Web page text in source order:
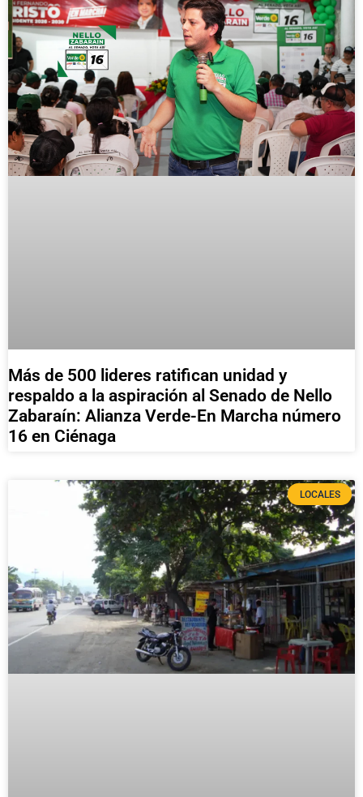
Más de 500 lideres ratifican unidad y
respaldo a la aspiración al Senado de Nello
Zabaraín: Alianza Verde-En Marcha número
16 en Ciénaga
LOCALES